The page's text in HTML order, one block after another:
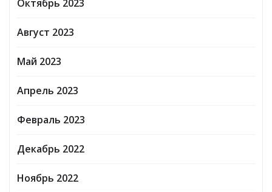
Октябрь 2023
Август 2023
Май 2023
Апрель 2023
Февраль 2023
Декабрь 2022
Ноябрь 2022